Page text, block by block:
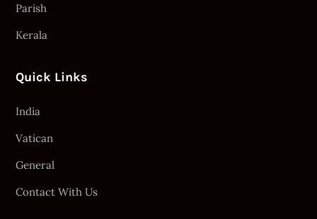
Parish
Kerala
Quick Links
India
Vatican
General
Contact With Us